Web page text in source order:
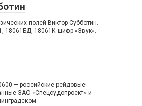
полей Виктор Субботин.
18061БД, 18061К шифр «Звук».
— российские рейдовые
ЗАО «Спецсудопроект» и